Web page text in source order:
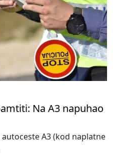
Na A3 napuhao
A3 (kod naplatne